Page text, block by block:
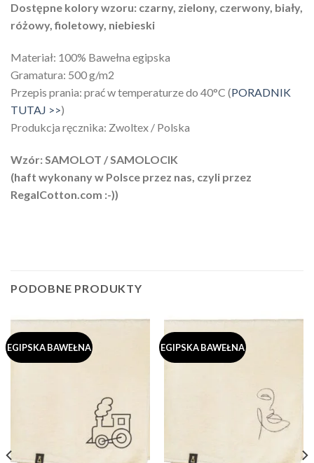
Dostępne kolory wzoru: czarny, zielony, czerwony, biały,
różowy, fioletowy, niebieski
Materiał: 100% Bawełna egipska
Gramatura: 500 g/m2
Przepis prania: prać w temperaturze do 40°C (PORADNIK
TUTAJ >>)
Produkcja ręcznika: Zwoltex / Polska
Wzór: SAMOLOT / SAMOLOCIK
(haft wykonany w Polsce przez nas, czyli przez
RegalCotton.com :-))
PODOBNE PRODUKTY
EGIPSKA BAWEŁNA EGIPSKA BAWEŁNA